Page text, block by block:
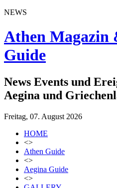
NEWS
Athen Magazin
Guide
News Events und
Aegina und
Freitag, 07. August 2026
HOME
<>
Athen Guide
<>
Aegina Guide
<>